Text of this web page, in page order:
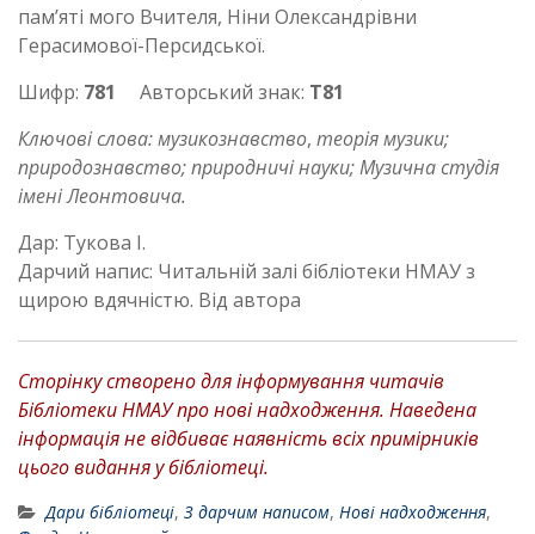
пам’яті мого Вчителя, Ніни Олександрівни
Герасимової-Персидської.
Шифр: 781 Авторський знак: Т81
Ключові слова: музикознавство, теорія музики;
природознавство; природничі науки; Музична студія
імені Леонтовича.
Дар: Тукова І.
Дарчий напис: Читальній залі бібліотеки НМАУ з
щирою вдячністю. Від автора
Сторінку створено для інформування читачів
Бібліотеки НМАУ про нові надходження. Наведена
інформація не відбиває наявність всіх примірників
цього видання у бібліотеці.
Дари бібліотеці, З дарчим написом, Нові надходження,